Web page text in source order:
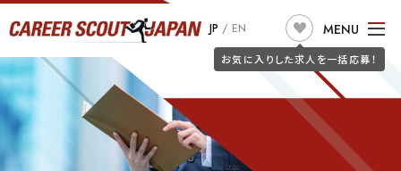
JP / EN
お気に入りした求人を一括応募！
MENU
TOP
JOB SEARCH
ABOUT US
JOIN CSJ
求人検索
JOB SEARCH
こだわり条件で探す フリーワードで探す
職種